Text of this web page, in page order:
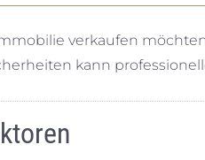
verkaufen
kann